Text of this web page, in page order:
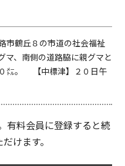
市鶴丘８の市道の社会福祉
マ、南側の道路脇に親グマと
㍍。 【中標津】２０日午
有料会員に登録すると続
けます。